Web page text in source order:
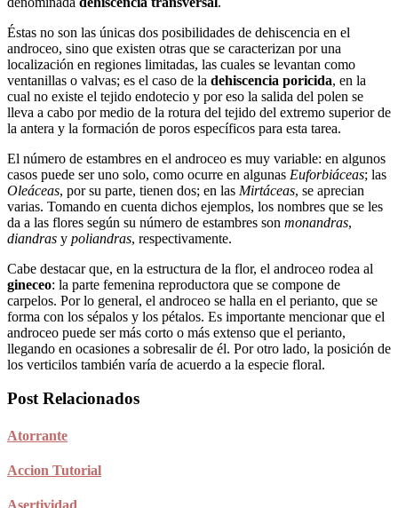
Éstas no son las únicas dos posibilidades de dehiscencia en el
androceo, sino que existen otras que se caracterizan por una
localización en regiones limitadas, las cuales se levantan como
ventanillas o valvas; es el caso de la dehiscencia poricida, en la
cual no existe el tejido endotecio y por eso la salida del polen se
lleva a cabo por medio de la rotura del tejido del extremo superior de
la antera y la formación de poros específicos para esta tarea.
El número de estambres en el androceo es muy variable: en algunos
casos puede ser uno solo, como ocurre en algunas Euforbiáceas; las
Oleáceas, por su parte, tienen dos; en las Mirtáceas, se aprecian
varias. Tomando en cuenta dichos ejemplos, los nombres que se les
da a las flores según su número de estambres son monandras,
diandras y poliandras, respectivamente.
Cabe destacar que, en la estructura de la flor, el androceo rodea al
gineceo: la parte femenina reproductora que se compone de
carpelos. Por lo general, el androceo se halla en el perianto, que se
forma con los sépalos y los pétalos. Es importante mencionar que el
androceo puede ser más corto o más extenso que el perianto,
llegando en ocasiones a sobresalir de él. Por otro lado, la posición de
los verticilos también varía de acuerdo a la especie floral.
Post Relacionados
Atorrante
Accion Tutorial